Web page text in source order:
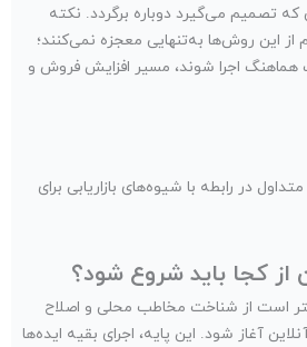
که تصمیم می‌گیرد دوباره برگردد. نکته
این روش‌ها به‌تنهایی معجزه نمی‌کنند؛
هماهنگ اجرا شوند، مسیر افزایش فروش و
در رابطه با شیوه‌های بازاریابی برای
است از شناخت مخاطب محلی و اصلاح
آغاز شود. این پایه، اجرای بقیه ایده‌ها